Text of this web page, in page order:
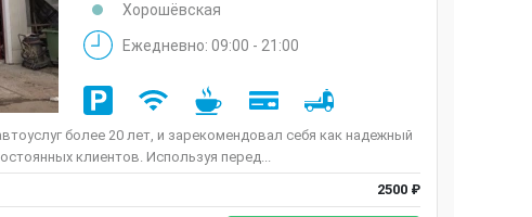
Хорошёвская
Ежедневно: 09:00 - 21:00
более 20 лет, и зарекомендовал себя как надежный
клиентов. Используя перед...
2500 ₽